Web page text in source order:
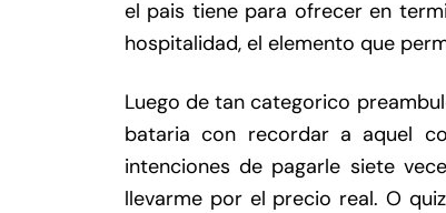
el pais tiene para ofrecer en
hospitalidad, el elemento que
Luego de tan categorico
bataria con recordar a aquel
intenciones de pagarle siete
llevarme por el precio real. O